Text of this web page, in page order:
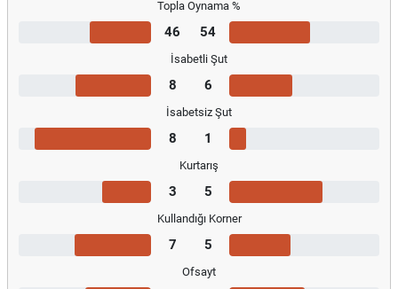
Topla Oynama %
46 54
İsabetli Şut
8 6
İsabetsiz Şut
8 1
Kurtarış
3 5
Kullandığı Korner
7 5
Ofsayt